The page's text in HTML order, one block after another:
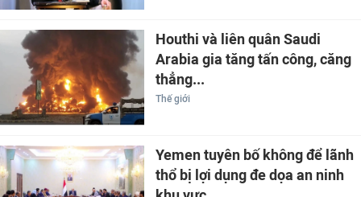
Houthi và liên quân Saudi
Arabia gia tăng tấn công, căng
thẳng...
Thế giới
Yemen tuyên bố không để lãnh
thổ bị lợi dụng đe dọa an ninh